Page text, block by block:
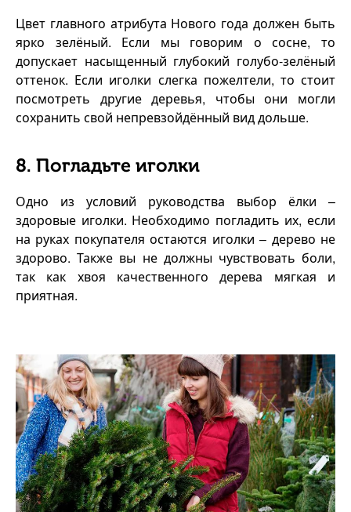
Цвет главного атрибута Нового года должен быть
ярко зелёный. Если мы говорим о сосне, то
допускает насыщенный глубокий голубо-зелёный
оттенок. Если иголки слегка пожелтели, то стоит
посмотреть другие деревья, чтобы они могли
сохранить свой непревзойдённый вид дольше.
8. Погладьте иголки
Одно из условий руководства выбор ёлки –
здоровые иголки. Необходимо погладить их, если
на руках покупателя остаются иголки – дерево не
здорово. Также вы не должны чувствовать боли,
так как хвоя качественного дерева мягкая и
приятная.